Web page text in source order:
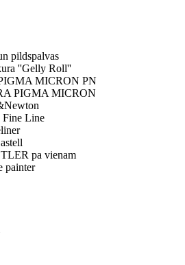
pildspalvas
''Gelly Roll''
MICRON PN
PIGMA MICRON
Fine Line
pa vienam
painter